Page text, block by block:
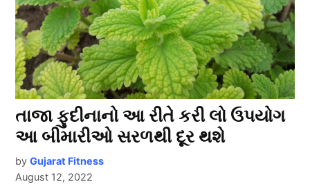
તાજા ફુદીનાનો આ રીતે કરી લો ઉપયોગ
આ બીમારીઓ સરળથી દૂર થશે
by Gujarat Fitness
August 12, 2022